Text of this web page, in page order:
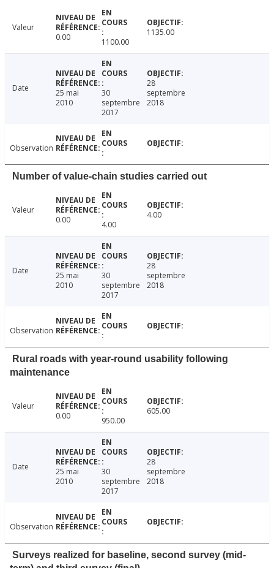
Valeur
0.00
1100.00
1135.00
Date
25 mai
2010
30
septembre
2017
28
septembre
2018
Observation
Number of value-chain studies carried out
Valeur
0.00
4.00
4.00
Date
25 mai
2010
30
septembre
2017
28
septembre
2018
Observation
Rural roads with year-round usability following
maintenance
Valeur
0.00
950.00
605.00
Date
25 mai
2010
30
septembre
2017
28
septembre
2018
Observation
Surveys realized for baseline, second survey (mid-